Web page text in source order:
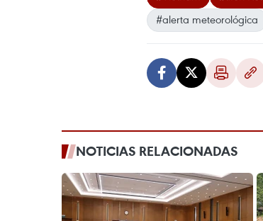
#alerta meteorológica
NOTICIAS RELACIONADAS